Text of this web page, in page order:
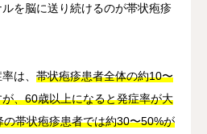
を脳に送り続けるのが帯状疱疹
は、 帯状疱疹患者全体の約10〜
、60歳以上になると発症率が大
帯状疱疹患者では約30〜50%が